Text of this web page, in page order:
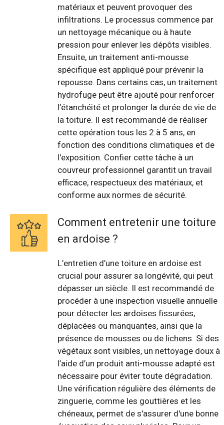
matériaux et peuvent provoquer des
infiltrations. Le processus commence par
un nettoyage mécanique ou à haute
pression pour enlever les dépôts visibles.
Ensuite, un traitement anti-mousse
spécifique est appliqué pour prévenir la
repousse. Dans certains cas, un traitement
hydrofuge peut être ajouté pour renforcer
l’étanchéité et prolonger la durée de vie de
la toiture. Il est recommandé de réaliser
cette opération tous les 2 à 5 ans, en
fonction des conditions climatiques et de
l'exposition. Confier cette tâche à un
couvreur professionnel garantit un travail
efficace, respectueux des matériaux, et
conforme aux normes de sécurité.
Comment entretenir une toiture
en ardoise ?
L’entretien d’une toiture en ardoise est
crucial pour assurer sa longévité, qui peut
dépasser un siècle. Il est recommandé de
procéder à une inspection visuelle annuelle
pour détecter les ardoises fissurées,
déplacées ou manquantes, ainsi que la
présence de mousses ou de lichens. Si des
végétaux sont visibles, un nettoyage doux à
l’aide d’un produit anti-mousse adapté est
nécessaire pour éviter toute dégradation.
Une vérification régulière des éléments de
zinguerie, comme les gouttières et les
chéneaux, permet de s'assurer d'une bonne